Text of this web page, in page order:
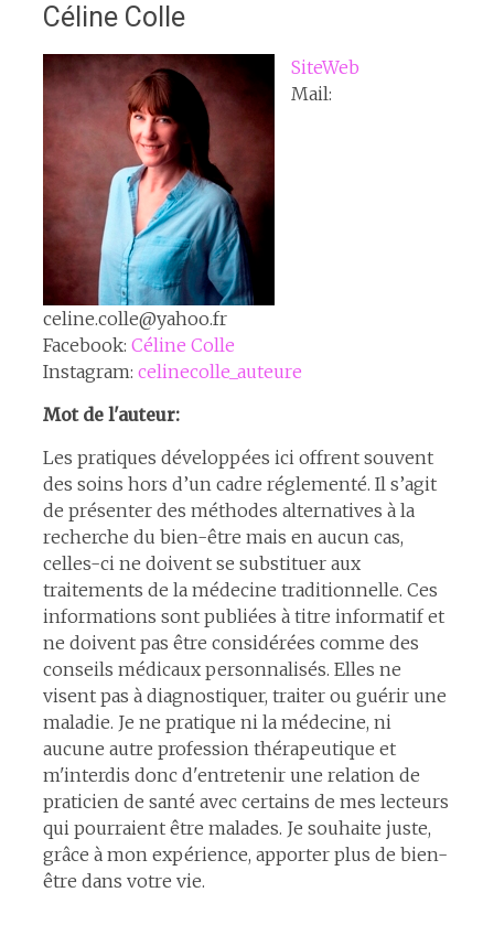
Céline Colle
SiteWeb
Mail:
celine.colle@yahoo.fr
Facebook: Céline Colle
Instagram: celinecolle_auteure
Mot de l'auteur:
Les pratiques développées ici offrent souvent
des soins hors d’un cadre réglementé. Il s’agit
de présenter des méthodes alternatives à la
recherche du bien-être mais en aucun cas,
celles-ci ne doivent se substituer aux
traitements de la médecine traditionnelle. Ces
informations sont publiées à titre informatif et
ne doivent pas être considérées comme des
conseils médicaux personnalisés. Elles ne
visent pas à diagnostiquer, traiter ou guérir une
maladie. Je ne pratique ni la médecine, ni
aucune autre profession thérapeutique et
m'interdis donc d'entretenir une relation de
praticien de santé avec certains de mes lecteurs
qui pourraient être malades. Je souhaite juste,
grâce à mon expérience, apporter plus de bien-
être dans votre vie.